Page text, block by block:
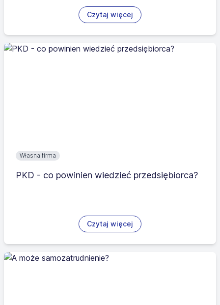
Czytaj więcej
Własna firma
PKD - co powinien wiedzieć przedsiębiorca?
Czytaj więcej